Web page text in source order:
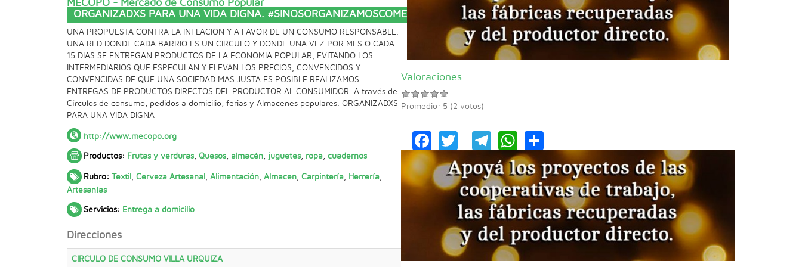
MECOPO - Mercado de Consumo Popular
ORGANIZADXS PARA UNA VIDA DIGNA. #SINOSORGANIZAMOSCOMEMOSTODXS
UNA PROPUESTA CONTRA LA INFLACION Y A FAVOR DE UN CONSUMO RESPONSABLE.
UNA RED DONDE CADA BARRIO ES UN CIRCULO Y DONDE UNA VEZ POR MES O CADA
15 DIAS SE ENTREGAN PRODUCTOS DE LA ECONOMIA POPULAR, EVITANDO LOS
INTERMEDIARIOS QUE ESPECULAN Y ELEVAN LOS PRECIOS, CONVENCIDOS Y
CONVENCIDAS DE QUE UNA SOCIEDAD MAS JUSTA ES POSIBLE REALIZAMOS
ENTREGAS DE PRODUCTOS DIRECTOS DEL PRODUCTOR AL CONSUMIDOR. A través de
Círculos de consumo, pedidos a domicilio, ferias y Almacenes populares. ORGANIZADXS
PARA UNA VIDA DIGNA
http://www.mecopo.org
Productos: Frutas y verduras, Quesos, almacén, juguetes, ropa, cuadernos
Rubro: Textil Cerveza Artesanal Alimentación, Almacen, Carpintería, Herrería,
Artesanías
Servicios: Entrega a domicilio
Direcciones
CIRCULO DE CONSUMO VILLA URQUIZA
Valoraciones
Promedio: 5 (2 votos)
Facebook
TwitterTelegram
WhatsApp